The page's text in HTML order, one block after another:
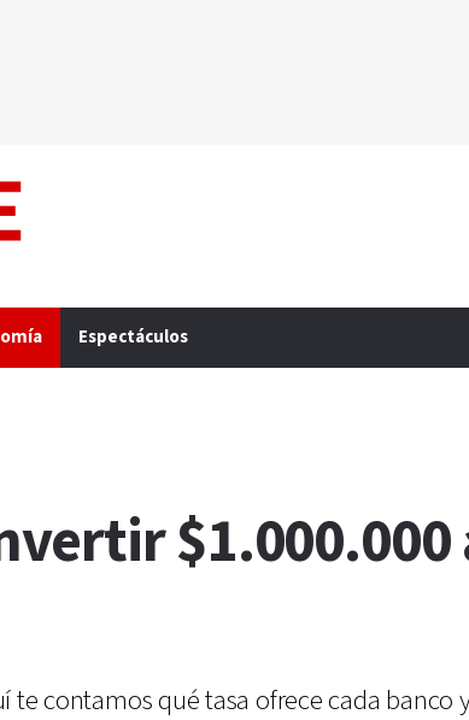
Espectáculos
$1.000.000
contamos qué tasa ofrece cada banco